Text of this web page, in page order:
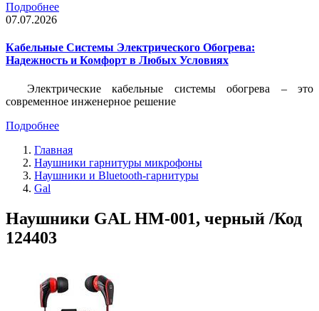
Подробнее
07.07.2026
Кабельные Системы Электрического Обогрева:
Надежность и Комфорт в Любых Условиях
Электрические кабельные системы обогрева – это
современное инженерное решение
Подробнее
Главная
Наушники гарнитуры микрофоны
Наушники и Bluetooth-гарнитуры
Gal
Наушники GAL HM-001, черный /Код
124403